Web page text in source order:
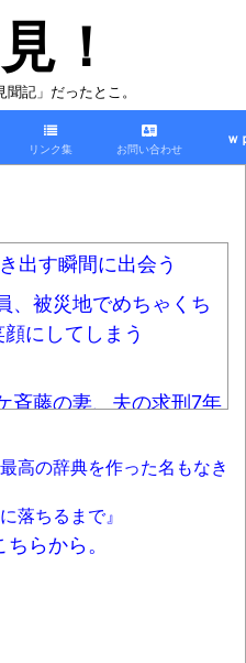
！
聞記」だったとこ。
リンク集 お問い合わせ
ｗ
出す瞬間に出会う
、被災地でめちゃくち
にしてしまう
斉藤の妻、夫の求刑7年
「スパイダーマン楽し
須賀の国道16号でおか
。NEW!
うｗｗｗｗｗ
高の辞典を作った名もなき
落ちるまで』
らから。